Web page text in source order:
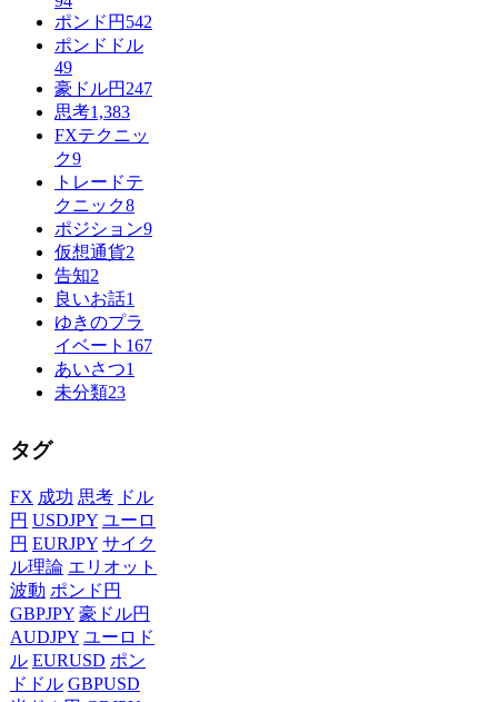
ポンド円 542
ポンドドル
49
豪ドル円 247
思考1,383
FXテクニッ
ク9
トレードテ
クニック8
ポジション9
仮想通貨2
告知2
良いお話1
ゆきのプラ
イベート 167
あいさつ1
未分類23
タグ
FX 成功 思考 ドル
円 USDJPY ユーロ
円 EURJPY サイク
ル理論 エリオット
波動 ポンド円
GBPJPY 豪ドル円
AUDJPY ユーロド
ル EURUSD ポン
ドドル GBPUSD